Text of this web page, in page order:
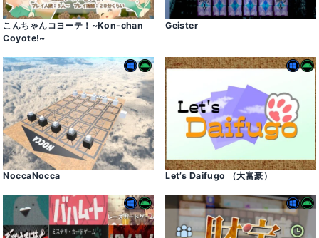
こんちゃんコヨーテ！~Kon-chan
Coyoteǃ~
Geister
NoccaNocca Let’s Daifugo （大富豪）